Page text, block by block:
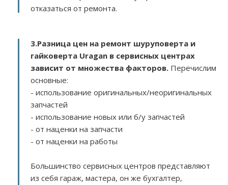
отказаться от ремонта.
3.Разница цен на ремонт шуруповерта и
гайковерта Uragan в сервисных центрах
зависит от множества факторов. Перечислим
основные:
- использование оригинальных/неоригинальных
запчастей
- использование новых или б/у запчастей
- от наценки на запчасти
- от наценки на работы
Большинство сервисных центров представляют
из себя гараж, мастера, он же бухгалтер,